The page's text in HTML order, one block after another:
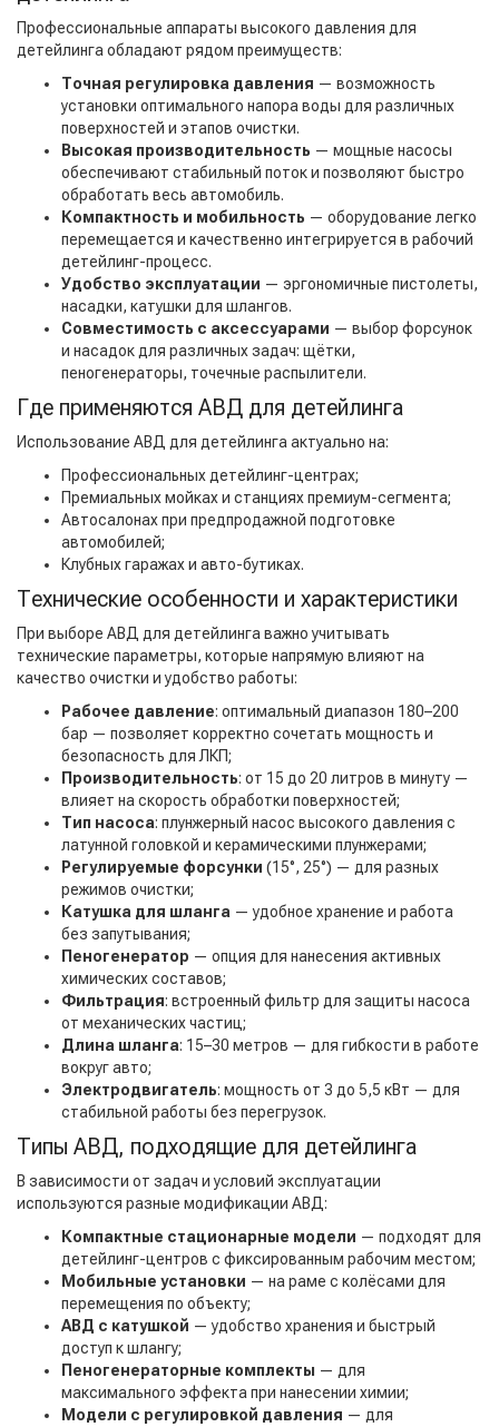
Профессиональные аппараты высокого давления для
детейлинга обладают рядом преимуществ:
Точная регулировка давления — возможность
установки оптимального напора воды для различных
поверхностей и этапов очистки.
Высокая производительность — мощные насосы
обеспечивают стабильный поток и позволяют быстро
обработать весь автомобиль.
Компактность и мобильность — оборудование легко
перемещается и качественно интегрируется в рабочий
детейлинг-процесс.
Удобство эксплуатации — эргономичные пистолеты,
насадки, катушки для шлангов.
Совместимость с аксессуарами — выбор форсунок
и насадок для различных задач: щётки,
пеногенераторы, точечные распылители.
Где применяются АВД для детейлинга
Использование АВД для детейлинга актуально на:
Профессиональных детейлинг-центрах;
Премиальных мойках и станциях премиум-сегмента;
Автосалонах при предпродажной подготовке
автомобилей;
Клубных гаражах и авто-бутиках.
Технические особенности и характеристики
При выборе АВД для детейлинга важно учитывать
технические параметры, которые напрямую влияют на
качество очистки и удобство работы:
Рабочее давление: оптимальный диапазон 180–200
бар — позволяет корректно сочетать мощность и
безопасность для ЛКП;
Производительность: от 15 до 20 литров в минуту —
влияет на скорость обработки поверхностей;
Тип насоса: плунжерный насос высокого давления с
латунной головкой и керамическими плунжерами;
Регулируемые форсунки (15°, 25°) — для разных
режимов очистки;
Катушка для шланга — удобное хранение и работа
без запутывания;
Пеногенератор — опция для нанесения активных
химических составов;
Фильтрация: встроенный фильтр для защиты насоса
от механических частиц;
Длина шланга: 15–30 метров — для гибкости в работе
вокруг авто;
Электродвигатель: мощность от 3 до 5,5 кВт — для
стабильной работы без перегрузок.
Типы АВД, подходящие для детейлинга
В зависимости от задач и условий эксплуатации
используются разные модификации АВД:
Компактные стационарные модели — подходят для
детейлинг-центров с фиксированным рабочим местом;
Мобильные установки — на раме с колёсами для
перемещения по объекту;
АВД с катушкой — удобство хранения и быстрый
доступ к шлангу;
Пеногенераторные комплекты — для
максимального эффекта при нанесении химии;
Модели с регулировкой давления — для